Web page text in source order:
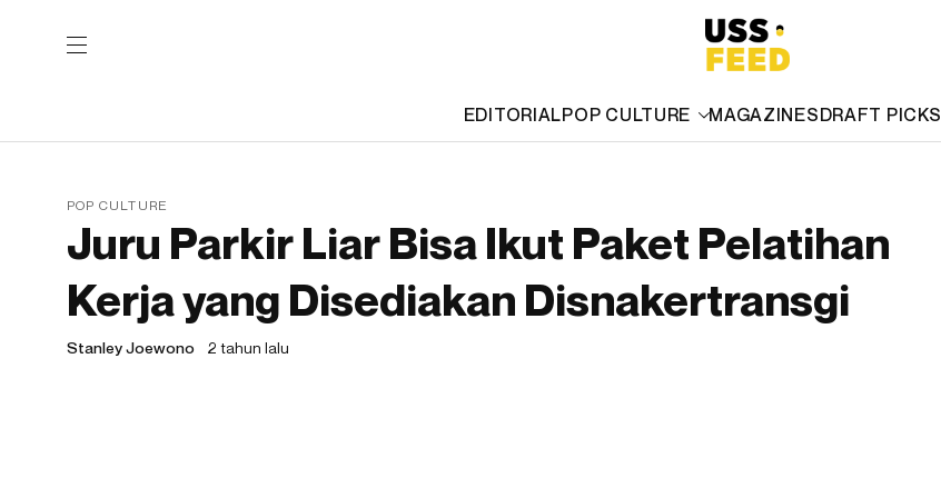
EDITORIALPOP CULTURE MAGAZINESDRAFT PICKS
POP CULTURE
Juru Parkir Liar Bisa Ikut Paket Pelatihan
Kerja yang Disediakan Disnakertransgi
Stanley Joewono 2 tahun lalu